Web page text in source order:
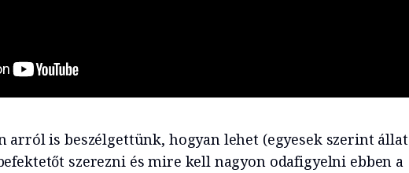
arról is beszélgettünk, hogyan lehet (egyesek szerint állat
szerezni és mire kell nagyon odafigyelni ebben a